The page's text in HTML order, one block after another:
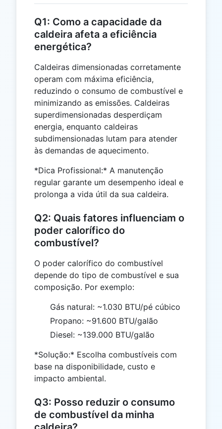
Q1: Como a capacidade da
caldeira afeta a eficiência
energética?
Caldeiras dimensionadas corretamente
operam com máxima eficiência,
reduzindo o consumo de combustível e
minimizando as emissões. Caldeiras
superdimensionadas desperdiçam
energia, enquanto caldeiras
subdimensionadas lutam para atender
às demandas de aquecimento.
*Dica Profissional:* A manutenção
regular garante um desempenho ideal e
prolonga a vida útil da sua caldeira.
Q2: Quais fatores influenciam o
poder calorífico do
combustível?
O poder calorífico do combustível
depende do tipo de combustível e sua
composição. Por exemplo:
Gás natural: ~1.030 BTU/pé cúbico
Propano: ~91.600 BTU/galão
Diesel: ~139.000 BTU/galão
*Solução:* Escolha combustíveis com
base na disponibilidade, custo e
impacto ambiental.
Q3: Posso reduzir o consumo
de combustível da minha